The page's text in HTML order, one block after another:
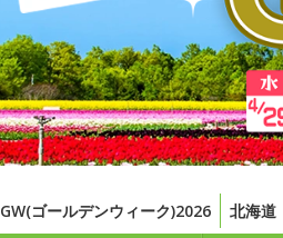
GW(ゴールデンウィーク)2026 北海道